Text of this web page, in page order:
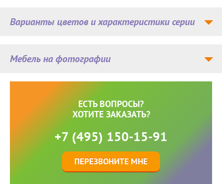
Мебель на фотографии
Варианты цветов и характеристики серии
ЕСТЬ ВОПРОСЫ?
ХОТИТЕ ЗАКАЗАТЬ?
+7 (495) 150-15-91
ПЕРЕЗВОНИТЕ МНЕ